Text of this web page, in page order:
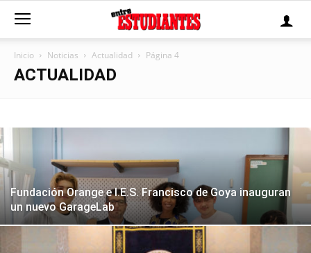
Inicio Noticias Actualidad Página 4
ACTUALIDAD
Fundación Orange e I.E.S. Francisco de Goya inauguran
un nuevo GarageLab